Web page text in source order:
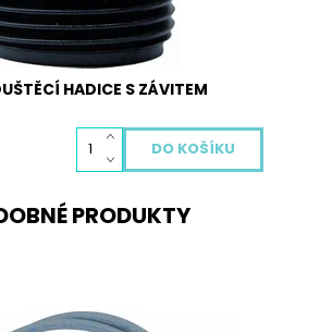
HADICE S ZÁVITEM
PRODUKTY